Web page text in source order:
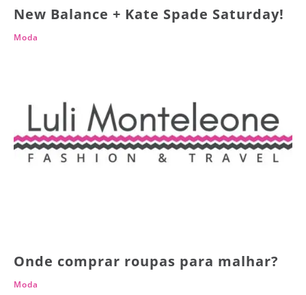
New Balance + Kate Spade Saturday!
Moda
Onde comprar roupas para malhar?
Moda